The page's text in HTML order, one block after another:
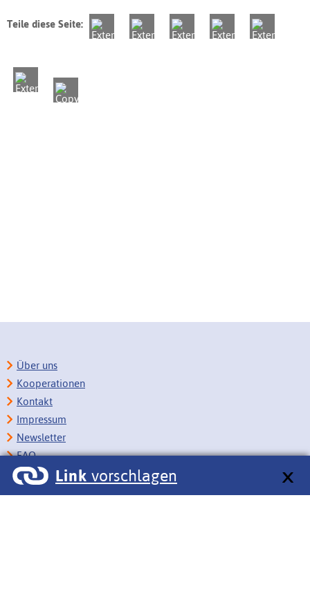
Teile diese Seite:
Link vorschlagen
Über uns
Kooperationen
Kontakt
Impressum
Newsletter
FAQ
Copyright